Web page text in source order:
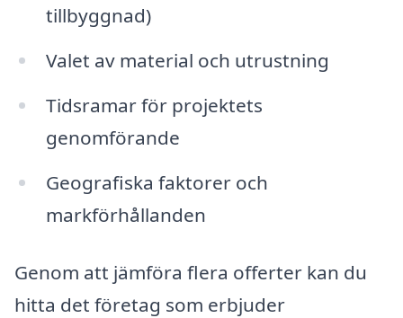
tillbyggnad)
Valet av material och utrustning
Tidsramar för projektets
genomförande
Geografiska faktorer och
markförhållanden
Genom att jämföra flera offerter kan du
hitta det företag som erbjuder